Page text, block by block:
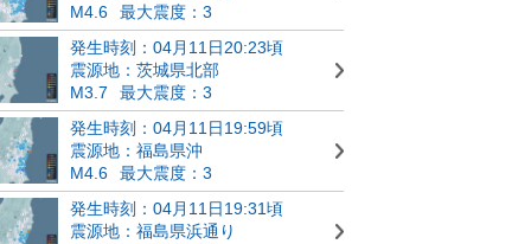
M4.6
最大震度：3
発生時刻：04月11日20:23頃
震源地：茨城県北部
M3.7
最大震度：3
発生時刻：04月11日19:59頃
震源地：福島県沖
M4.6
最大震度：3
発生時刻：04月11日19:31頃
震源地：福島県浜通り